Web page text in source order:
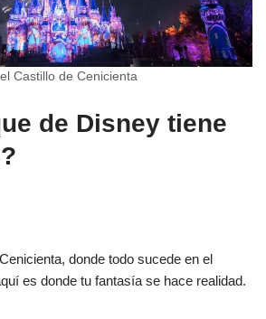
Castillo de Cenicienta
de Disney tiene
donde todo sucede en el
es donde tu fantasía se hace realidad.